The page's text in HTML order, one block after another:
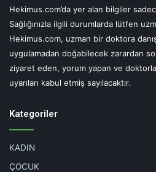
Hekimus.com’da yer alan bilgiler
Sağlığınızla ilgili durumlarda lütfen
Hekimus.com, uzman bir doktora
uygulamadan doğabilecek zarardan
ziyaret eden, yorum yapan ve
uyarıları kabul etmiş sayılacaktır.
Kategoriler
KADIN
ÇOCUK